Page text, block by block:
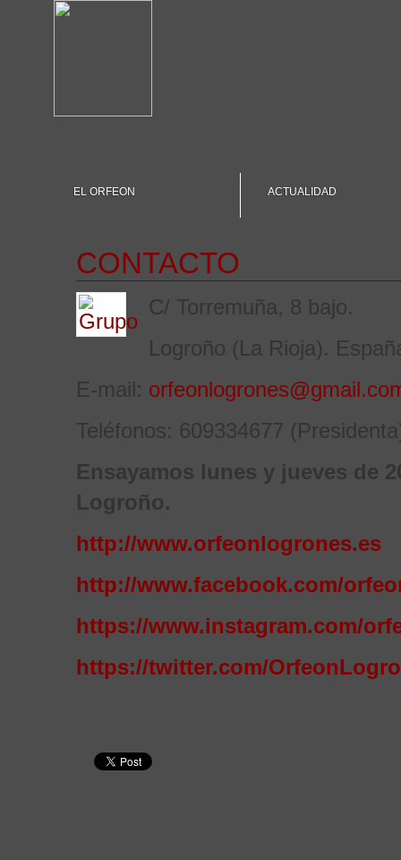
EL ORFEON ACTUALIDAD
CONTACTO
C/ Torremuña, 8 bajo.
Logroño (La Rioja).
E-mail:
Teléfonos: 609334677
Ensayamos lunes y jueves de
Logroño.
http://www.orfeonlogrones.es
http://www.facebook.com/
https://www.instagram.com/
https://twitter.com/